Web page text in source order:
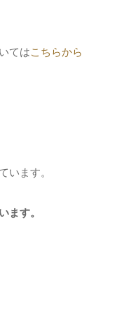
てはこちらから
います。
ます。